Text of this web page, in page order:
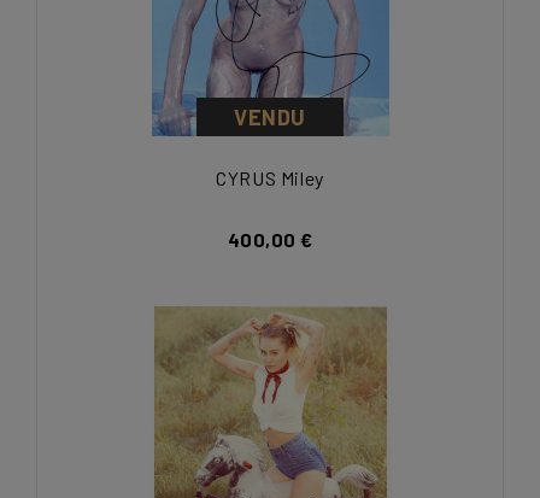
VENDU
CYRUS Miley
400,00 €